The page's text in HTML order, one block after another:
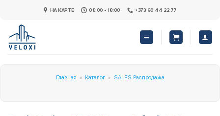
content
НА КАРТЕ 08:00 - 18:00 +373 60 44 22 77
Главная » Каталог » SALES Распродажа